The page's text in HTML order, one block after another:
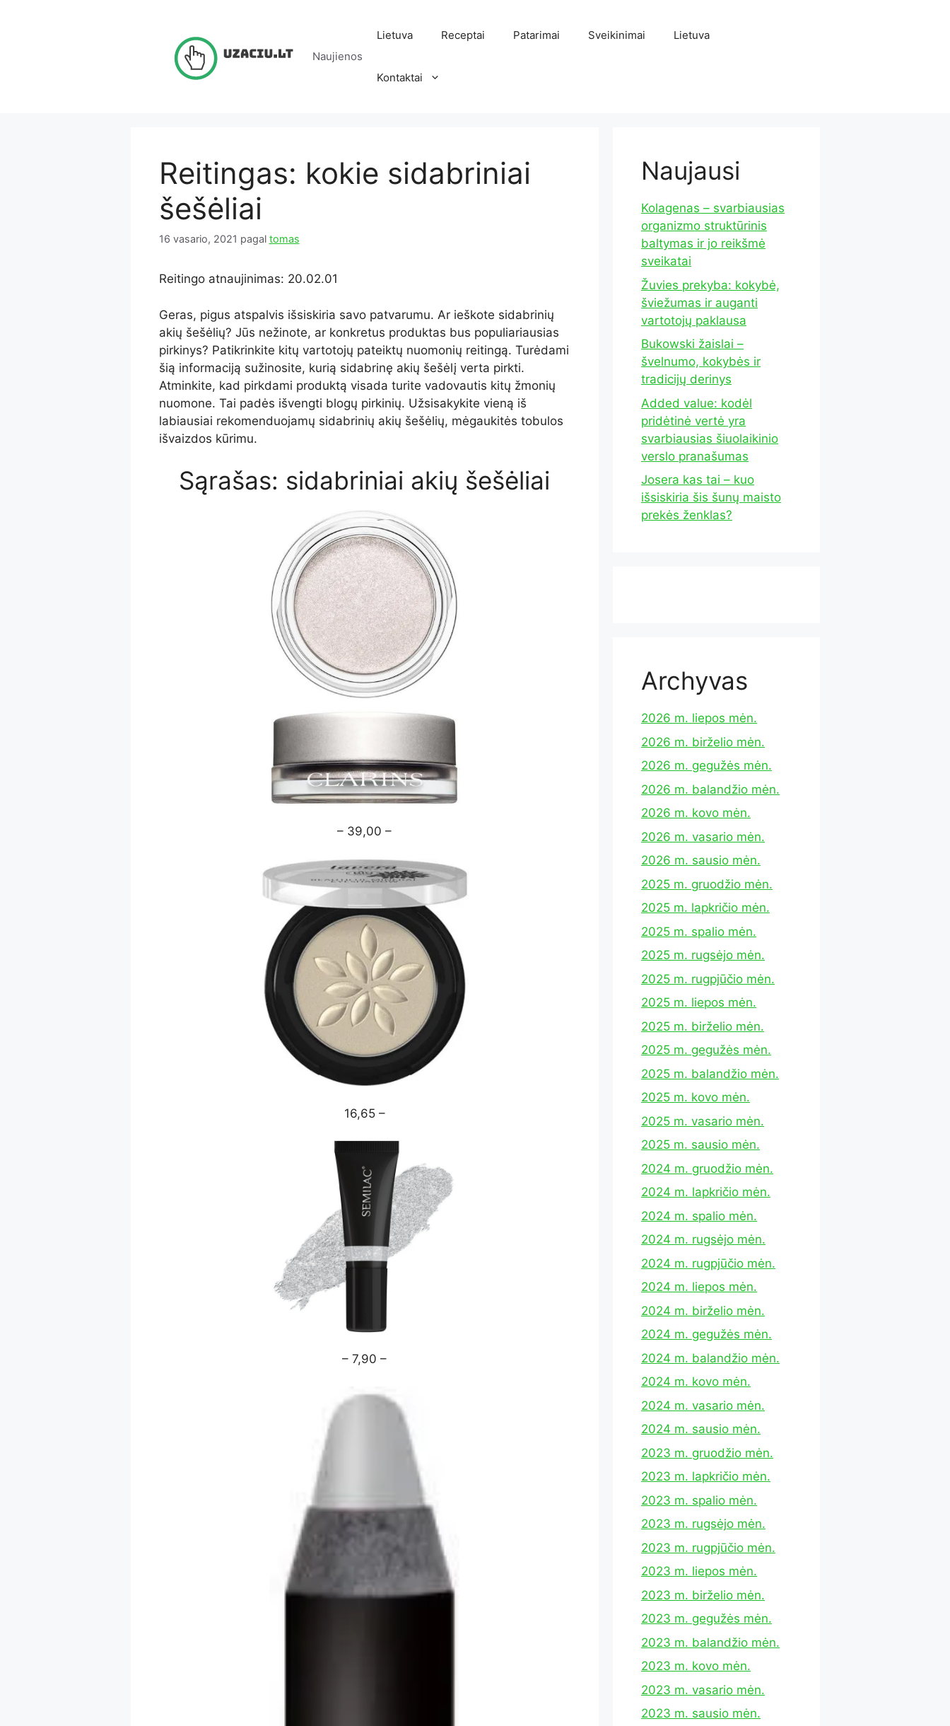
Naujienos
Lietuva Receptai Patarimai Sveikinimai Lietuva
Kontaktai
Reitingas: kokie sidabriniai
šešėliai
16 vasario, 2021 pagal tomas
Reitingo atnaujinimas: 20.02.01
Geras, pigus atspalvis išsiskiria savo patvarumu. Ar ieškote sidabrinių
akių šešėlių? Jūs nežinote, ar konkretus produktas bus populiariausias
pirkinys? Patikrinkite kitų vartotojų pateiktų nuomonių reitingą. Turėdami
šią informaciją sužinosite, kurią sidabrinę akių šešėlį verta pirkti.
Atminkite, kad pirkdami produktą visada turite vadovautis kitų žmonių
nuomone. Tai padės išvengti blogų pirkinių. Užsisakykite vieną iš
labiausiai rekomenduojamų sidabrinių akių šešėlių, mėgaukitės tobulos
išvaizdos kūrimu.
Sąrašas: sidabriniai akių šešėliai
– 39,00 –
16,65 –
– 7,90 –
Naujausi
Kolagenas – svarbiausias
organizmo struktūrinis
baltymas ir jo reikšmė
sveikatai
Žuvies prekyba: kokybė,
šviežumas ir auganti
vartotojų paklausa
Bukowski žaislai –
švelnumo, kokybės ir
tradicijų derinys
Added value: kodėl
pridėtinė vertė yra
svarbiausias šiuolaikinio
verslo pranašumas
Josera kas tai – kuo
išsiskiria šis šunų maisto
prekės ženklas?
Archyvas
2026 m. liepos mėn.
2026 m. birželio mėn.
2026 m. gegužės mėn.
2026 m. balandžio mėn.
2026 m. kovo mėn.
2026 m. vasario mėn.
2026 m. sausio mėn.
2025 m. gruodžio mėn.
2025 m. lapkričio mėn.
2025 m. spalio mėn.
2025 m. rugsėjo mėn.
2025 m. rugpjūčio mėn.
2025 m. liepos mėn.
2025 m. birželio mėn.
2025 m. gegužės mėn.
2025 m. balandžio mėn.
2025 m. kovo mėn.
2025 m. vasario mėn.
2025 m. sausio mėn.
2024 m. gruodžio mėn.
2024 m. lapkričio mėn.
2024 m. spalio mėn.
2024 m. rugsėjo mėn.
2024 m. rugpjūčio mėn.
2024 m. liepos mėn.
2024 m. birželio mėn.
2024 m. gegužės mėn.
2024 m. balandžio mėn.
2024 m. kovo mėn.
2024 m. vasario mėn.
2024 m. sausio mėn.
2023 m. gruodžio mėn.
2023 m. lapkričio mėn.
2023 m. spalio mėn.
2023 m. rugsėjo mėn.
2023 m. rugpjūčio mėn.
2023 m. liepos mėn.
2023 m. birželio mėn.
2023 m. gegužės mėn.
2023 m. balandžio mėn.
2023 m. kovo mėn.
2023 m. vasario mėn.
2023 m. sausio mėn.